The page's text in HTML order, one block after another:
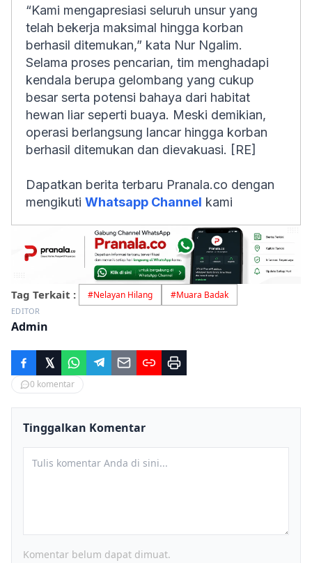
“Kami mengapresiasi seluruh unsur yang
telah bekerja maksimal hingga korban
berhasil ditemukan,” kata Nur Ngalim.
Selama proses pencarian, tim menghadapi
kendala berupa gelombang yang cukup
besar serta potensi bahaya dari habitat
hewan liar seperti buaya. Meski demikian,
operasi berlangsung lancar hingga korban
berhasil ditemukan dan dievakuasi. [RE]
Dapatkan berita terbaru Pranala.co dengan
mengikuti Whatsapp Channel kami
Tag Terkait : #Nelayan Hilang #Muara Badak
EDITOR
Admin
0 komentar
Tinggalkan Komentar
Komentar belum dapat dimuat.